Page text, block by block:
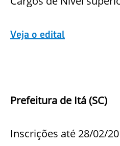
Veja o edital
Prefeitura de Itá (SC)
Inscrições até 28/02/